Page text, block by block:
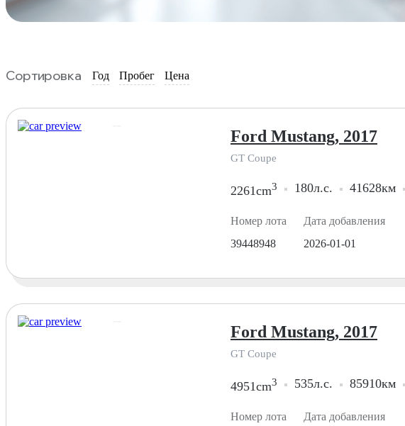
Сортировка Год Пробег Цена
Ford Mustang, 2017
GT Coupe
2261cm3 180л.с. 41628км
Номер лота
39448948
Дата добавления
2026-01-01
Ford Mustang, 2017
GT Coupe
4951cm3 535л.с. 85910км
Номер лота
Дата добавления